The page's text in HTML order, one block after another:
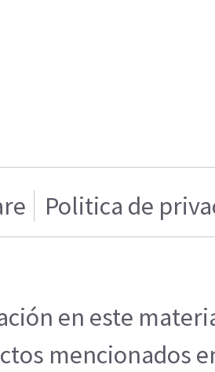
Politica de
en este
mencionados